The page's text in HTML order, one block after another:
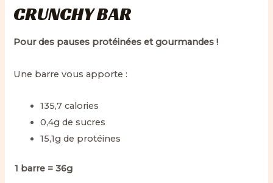
CRUNCHY BAR
Pour des pauses protéinées et gourmandes !
Une barre vous apporte :
135,7 calories
0,4g de sucres
15,1g de protéines
1 barre = 36g